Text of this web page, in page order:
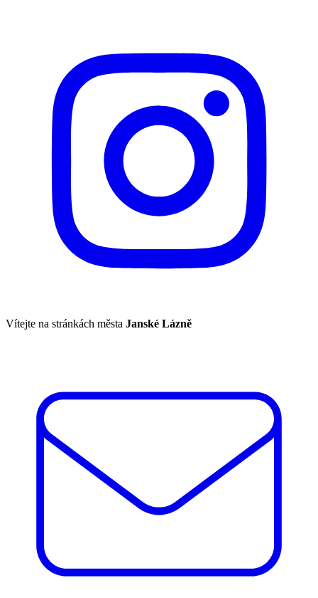
Vítejte na stránkách města Janské Lázně